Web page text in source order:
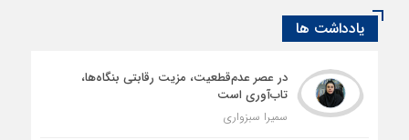
یادداشت ها
در عصر عدم‌قطعیت، مزیت رقابتی بنگاه‌ها،
تاب‌آوری است
سمیرا سبزواری